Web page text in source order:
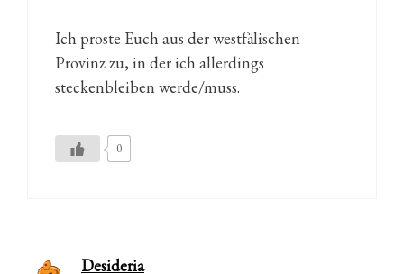
Ich proste Euch aus der westfälischen
Provinz zu, in der ich allerdings
steckenbleiben werde/muss.
0
Desideria